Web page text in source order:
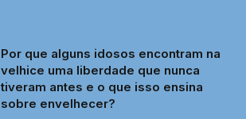
Por que alguns idosos encontram na
velhice uma liberdade que nunca
tiveram antes e o que isso ensina
sobre envelhecer?